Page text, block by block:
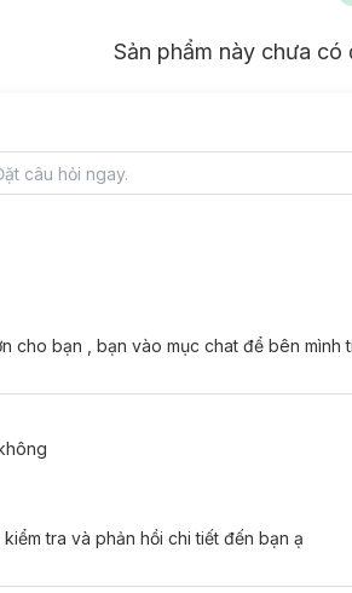
Sản phẩm này chưa có
cho bạn , bạn vào mục chat để bên mình
tra và phản hồi chi tiết đến bạn ạ